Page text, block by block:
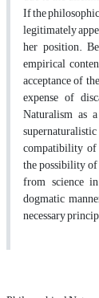
If the
legitimately
her position.
empirical
acceptance of
expense of
Naturalism as
compatibility
the possibility
from science
dogmatic
necessary